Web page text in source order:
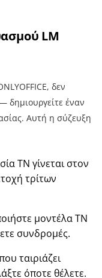
LM
δεν
δημιουργείτε έναν
Αυτή η σύζευξη
ΤΝ γίνεται στον
τρίτων
μοντέλα ΤΝ
συνδρομές.
ταιριάζει
όποτε θέλετε.